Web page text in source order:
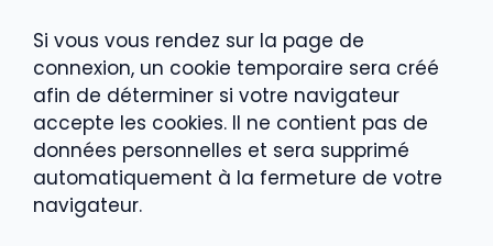
Si vous vous rendez sur la page de
connexion, un cookie temporaire sera créé
afin de déterminer si votre navigateur
accepte les cookies. Il ne contient pas de
données personnelles et sera supprimé
automatiquement à la fermeture de votre
navigateur.